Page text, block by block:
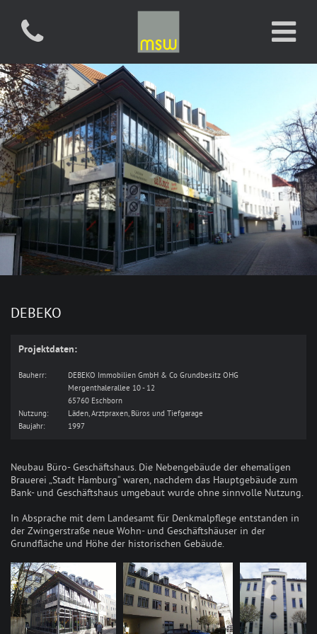
DEBEKO
Projektdaten:
Bauherr:
DEBEKO Immobilien GmbH & Co Grundbesitz OHG
Mergenthalerallee 10 - 12
65760 Eschborn
Nutzung:
Läden, Arztpraxen, Büros und Tiefgarage
Baujahr:
1997
Neubau Büro- Geschäftshaus. Die Nebengebäude der ehemaligen
Brauerei „Stadt Hamburg“ waren, nachdem das Hauptgebäude zum
Bank- und Geschäftshaus umgebaut wurde ohne sinnvolle Nutzung.
In Absprache mit dem Landesamt für Denkmalpflege entstanden in
der Zwingerstraße neue Wohn- und Geschäftshäuser in der
Grundfläche und Höhe der historischen Gebäude.